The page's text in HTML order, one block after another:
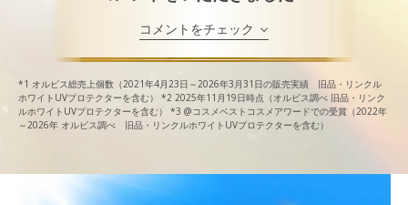
コメントをチェック
*1 オルビス総売上個数（2021年4月23日～2026年3月31日の販売実績 旧品・リンクル
ホワイトUVプロテクターを含む）
*2 2025年11月19日時点（オルビス調べ 旧品・リンク
ルホワイトUVプロテクターを含む）
*3 @コスメベストコスメアワードでの受賞（2022年
～2026年 オルビス調べ 旧品・リンクルホワイトUVプロテクターを含む）